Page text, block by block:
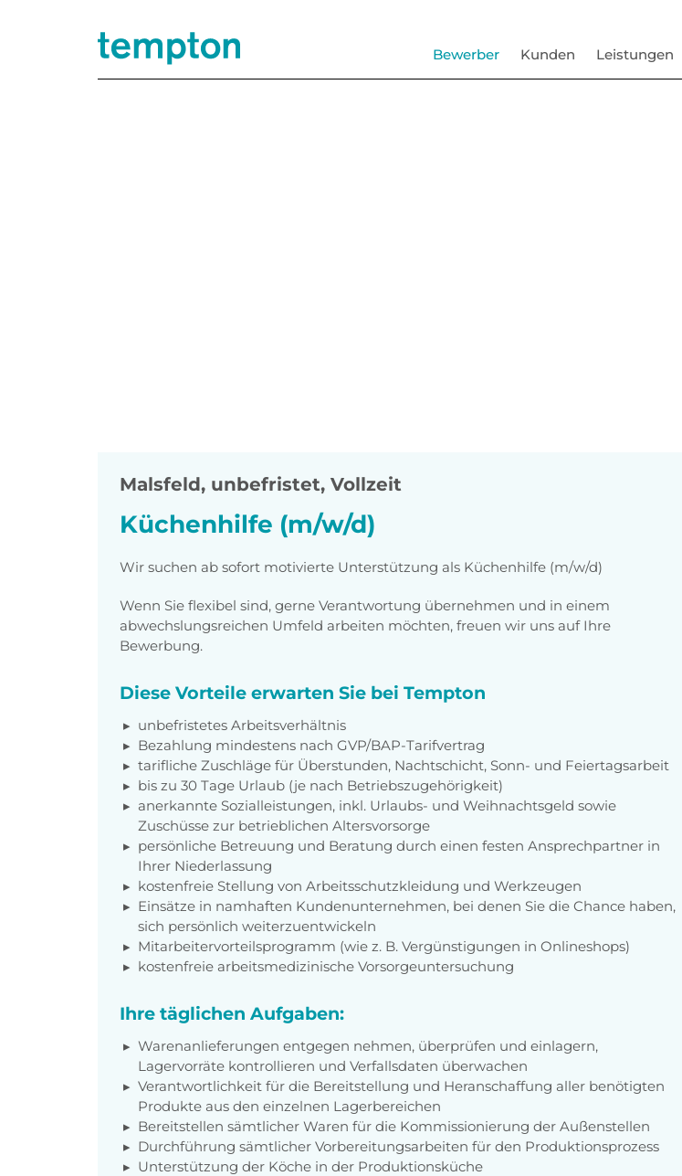
Bewerber Kunden Leistungen
Malsfeld, unbefristet, Vollzeit
Küchenhilfe (m/w/d)
Wir suchen ab sofort motivierte Unterstützung als Küchenhilfe (m/w/d)
Wenn Sie flexibel sind, gerne Verantwortung übernehmen und in einem
abwechslungsreichen Umfeld arbeiten möchten, freuen wir uns auf Ihre
Bewerbung.
Diese Vorteile erwarten Sie bei Tempton
unbefristetes Arbeitsverhältnis
Bezahlung mindestens nach GVP/BAP-Tarifvertrag
tarifliche Zuschläge für Überstunden, Nachtschicht, Sonn- und Feiertagsarbeit
bis zu 30 Tage Urlaub (je nach Betriebszugehörigkeit)
anerkannte Sozialleistungen, inkl. Urlaubs- und Weihnachtsgeld sowie
Zuschüsse zur betrieblichen Altersvorsorge
persönliche Betreuung und Beratung durch einen festen Ansprechpartner in
Ihrer Niederlassung
kostenfreie Stellung von Arbeitsschutzkleidung und Werkzeugen
Einsätze in namhaften Kundenunternehmen, bei denen Sie die Chance haben,
sich persönlich weiterzuentwickeln
Mitarbeitervorteilsprogramm (wie z. B. Vergünstigungen in Onlineshops)
kostenfreie arbeitsmedizinische Vorsorgeuntersuchung
Ihre täglichen Aufgaben:
Warenanlieferungen entgegen nehmen, überprüfen und einlagern,
Lagervorräte kontrollieren und Verfallsdaten überwachen
Verantwortlichkeit für die Bereitstellung und Heranschaffung aller benötigten
Produkte aus den einzelnen Lagerbereichen
Bereitstellen sämtlicher Waren für die Kommissionierung der Außenstellen
Durchführung sämtlicher Vorbereitungsarbeiten für den Produktionsprozess
Unterstützung der Köche in der Produktionsküche